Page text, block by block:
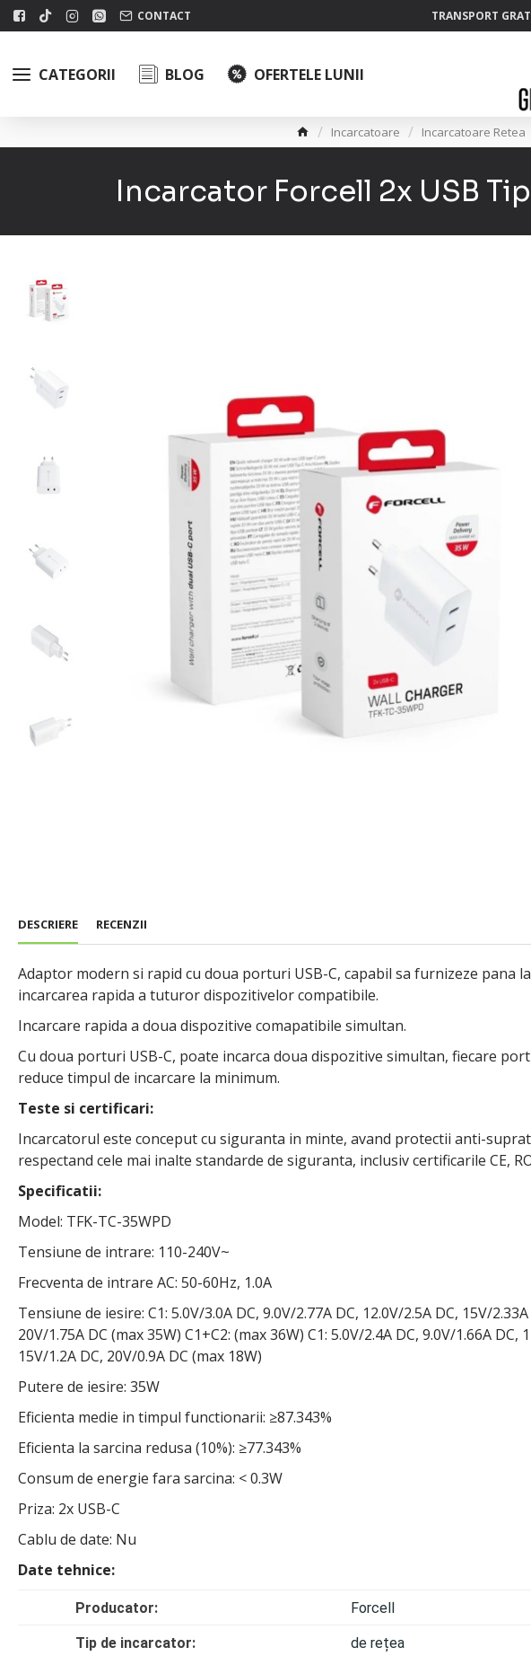
CONTACT TRANSPORT
CATEGORII BLOG OFERTELE LUNII
Incarcatoare Incarcatoare Retea
Incarcator Forcell 2x USB
DESCRIERE RECENZII
Adaptor modern si rapid cu doua porturi USB-C, capabil sa furnizeze pana
incarcarea rapida a tuturor dispozitivelor compatibile.
Incarcare rapida a doua dispozitive comapatibile simultan.
Cu doua porturi USB-C, poate incarca doua dispozitive simultan, fiecare
reduce timpul de incarcare la minimum.
Teste si certificari:
Incarcatorul este conceput cu siguranta in minte, avand protectii anti-
respectand cele mai inalte standarde de siguranta, inclusiv certificarile CE,
Specificatii:
Model: TFK-TC-35WPD
Tensiune de intrare: 110-240V~
Frecventa de intrare AC: 50-60Hz, 1.0A
Tensiune de iesire: C1: 5.0V/3.0A DC, 9.0V/2.77A DC, 12.0V/2.5A DC, 15V/
20V/1.75A DC (max 35W) C1+C2: (max 36W) C1: 5.0V/2.4A DC, 9.0V/1.66A
15V/1.2A DC, 20V/0.9A DC (max 18W)
Putere de iesire: 35W
Eficienta medie in timpul functionarii: ≥87.343%
Eficienta la sarcina redusa (10%): ≥77.343%
Consum de energie fara sarcina: < 0.3W
Priza: 2x USB-C
Cablu de date: Nu
Date tehnice:
Producator: Forcell
Tip de incarcator: de rețea